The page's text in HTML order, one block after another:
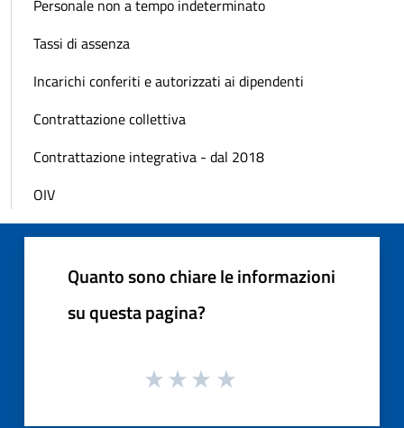
Personale non a tempo indeterminato
Tassi di assenza
Incarichi conferiti e autorizzati ai dipendenti
Contrattazione collettiva
Contrattazione integrativa - dal 2018
OIV
Quanto sono chiare le informazioni
su questa pagina?